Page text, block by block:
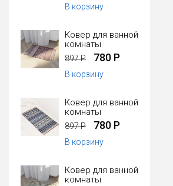
В корзину
Ковер для ванной
комнаты
897 Р 780 Р
В корзину
Ковер для ванной
комнаты
897 Р 780 Р
В корзину
Ковер для ванной
комнаты